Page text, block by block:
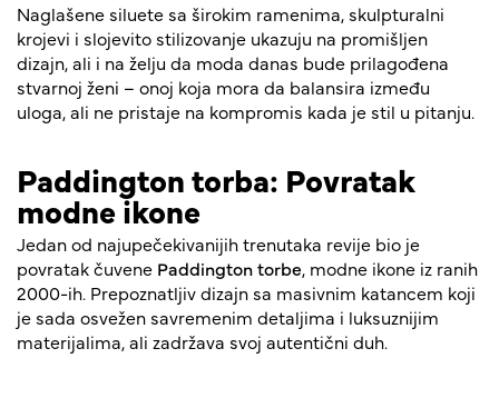
Naglašene siluete sa širokim ramenima, skulpturalni
krojevi i slojevito stilizovanje ukazuju na promišljen
dizajn, ali i na želju da moda danas bude prilagođena
stvarnoj ženi – onoj koja mora da balansira između
uloga, ali ne pristaje na kompromis kada je stil u pitanju.
Paddington torba: Povratak
modne ikone
Jedan od najupečekivanijih trenutaka revije bio je
povratak čuvene Paddington torbe, modne ikone iz ranih
2000-ih. Prepoznatljiv dizajn sa masivnim katancem koji
je sada osvežen savremenim detaljima i luksuznijim
materijalima, ali zadržava svoj autentični duh.